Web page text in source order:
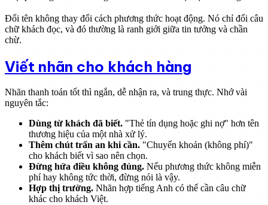
Đổi tên không thay đổi cách phương thức hoạt động. Nó chỉ đổi câu
chữ khách đọc, và đó thường là ranh giới giữa tin tưởng và chần
chừ.
Viết nhãn cho khách hàng
Nhãn thanh toán tốt thì ngắn, dễ nhận ra, và trung thực. Nhớ vài
nguyên tắc:
Dùng từ khách đã biết. "Thẻ tín dụng hoặc ghi nợ" hơn tên
thương hiệu của một nhà xử lý.
Thêm chút trấn an khi cần. "Chuyển khoản (không phí)"
cho khách biết vì sao nên chọn.
Đừng hứa điều không đúng. Nếu phương thức không miễn
phí hay không tức thời, đừng nói là vậy.
Hợp thị trường. Nhãn hợp tiếng Anh có thể cần câu chữ
khác cho khách Việt.